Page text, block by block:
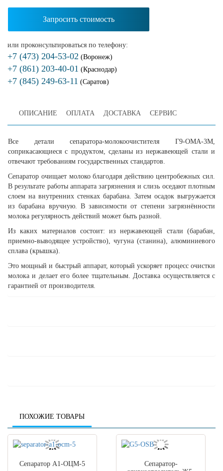
Запросить стоимость
или проконсультироваться по телефону:
+7 (473) 204-53-02 (Воронеж)
+7 (861) 203-40-01 (Краснодар)
+7 (845) 249-63-11 (Саратов)
ОПИСАНИЕ ОПЛАТА ДОСТАВКА СЕРВИС
Все детали сепаратора-молокоочистителя Г9-ОМА-3М,
соприкасающиеся с продуктом, сделаны из нержавеющей стали и
отвечают требованиям государственных стандартов.
Сепаратор очищает молоко благодаря действию центробежных сил.
В результате работы аппарата загрязнения и слизь оседают плотным
слоем на внутренних стенках барабана. Затем осадок выгружается
из барабана вручную. В зависимости от степени загрязнённости
молока регулярность действий может быть разной.
Из каких материалов состоит: из нержавеющей стали (барабан,
приемно-выводящее устройство), чугуна (станина), алюминиевого
сплава (крышка).
Это мощный и быстрый аппарат, который ускоряет процесс очистки
молока и делает его более тщательным. Доставка осуществляется с
гарантией от производителя.
ПОХОЖИЕ ТОВАРЫ
Сепаратор A1-ОЦМ-5
Сепаратор-